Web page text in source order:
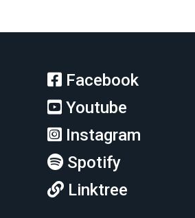
Facebook
Youtube
Instagram
Spotify
Linktree